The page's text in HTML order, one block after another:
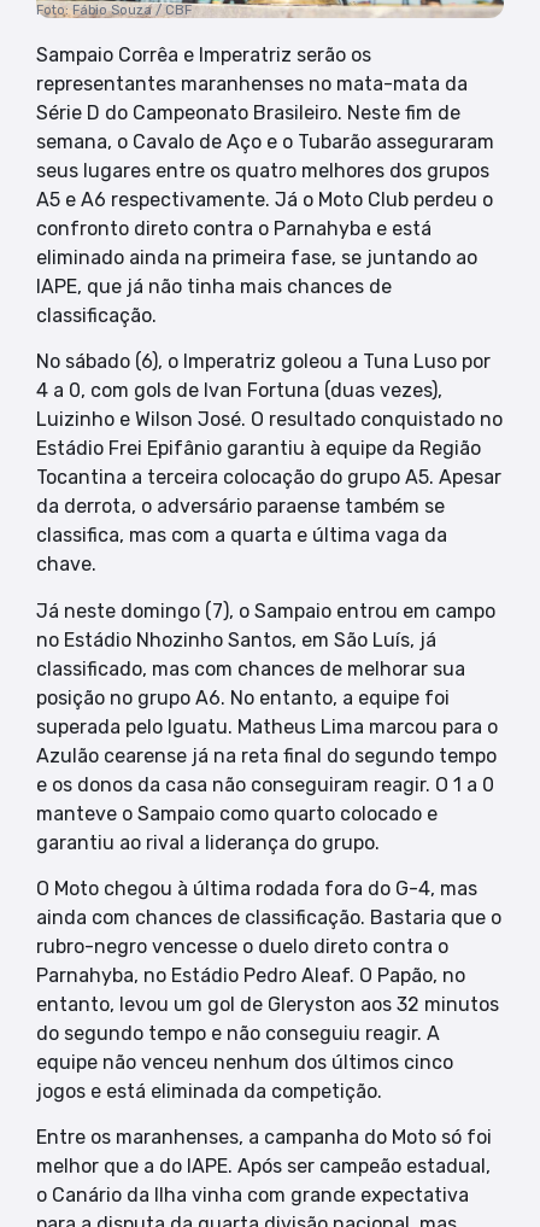
Foto: Fábio Souza / CBF
Sampaio Corrêa e Imperatriz serão os
representantes maranhenses no mata-mata da
Série D do Campeonato Brasileiro. Neste fim de
semana, o Cavalo de Aço e o Tubarão asseguraram
seus lugares entre os quatro melhores dos grupos
A5 e A6 respectivamente. Já o Moto Club perdeu o
confronto direto contra o Parnahyba e está
eliminado ainda na primeira fase, se juntando ao
IAPE, que já não tinha mais chances de
classificação.
No sábado (6), o Imperatriz goleou a Tuna Luso por
4 a 0, com gols de Ivan Fortuna (duas vezes),
Luizinho e Wilson José. O resultado conquistado no
Estádio Frei Epifânio garantiu à equipe da Região
Tocantina a terceira colocação do grupo A5. Apesar
da derrota, o adversário paraense também se
classifica, mas com a quarta e última vaga da
chave.
Já neste domingo (7), o Sampaio entrou em campo
no Estádio Nhozinho Santos, em São Luís, já
classificado, mas com chances de melhorar sua
posição no grupo A6. No entanto, a equipe foi
superada pelo Iguatu. Matheus Lima marcou para o
Azulão cearense já na reta final do segundo tempo
e os donos da casa não conseguiram reagir. O 1 a 0
manteve o Sampaio como quarto colocado e
garantiu ao rival a liderança do grupo.
O Moto chegou à última rodada fora do G-4, mas
ainda com chances de classificação. Bastaria que o
rubro-negro vencesse o duelo direto contra o
Parnahyba, no Estádio Pedro Aleaf. O Papão, no
entanto, levou um gol de Gleryston aos 32 minutos
do segundo tempo e não conseguiu reagir. A
equipe não venceu nenhum dos últimos cinco
jogos e está eliminada da competição.
Entre os maranhenses, a campanha do Moto só foi
melhor que a do IAPE. Após ser campeão estadual,
o Canário da Ilha vinha com grande expectativa